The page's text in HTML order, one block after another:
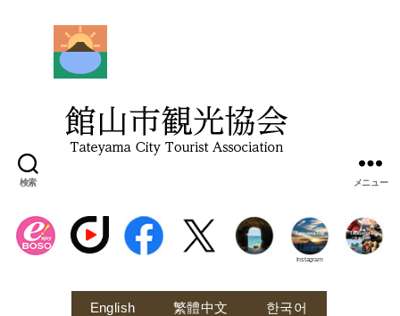
検索
光
協
会
メニュー
Instagram
English 繁體中文 한국어